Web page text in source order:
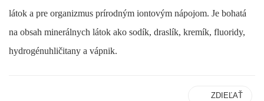
látok a pre organizmus prírodným iontovým nápojom. Je bohatá
na obsah minerálnych látok ako sodík, draslík, kremík, fluoridy,
hydrogénuhličitany a vápnik.
ZDIEĽAŤ